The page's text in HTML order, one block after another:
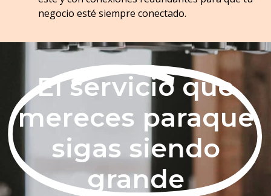
negocio esté siempre conectado.
El servicio que
mereces paraque
sigas siendo
grande